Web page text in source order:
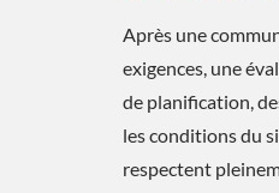
Après une
exigences, une
de planification,
les conditions du
respectent